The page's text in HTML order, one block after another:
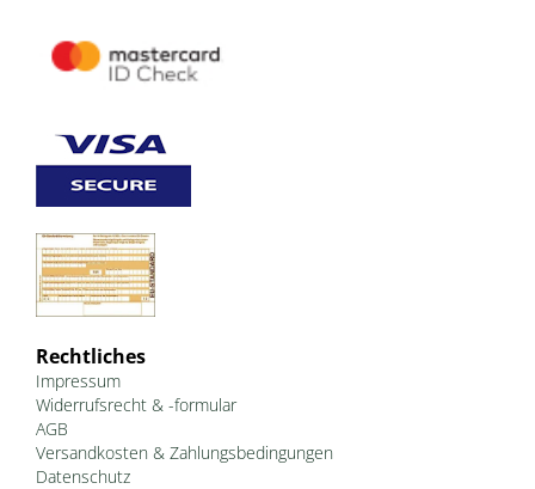
Rechtliches
Impressum
Widerrufsrecht & -formular
AGB
Versandkosten & Zahlungsbedingungen
Datenschutz